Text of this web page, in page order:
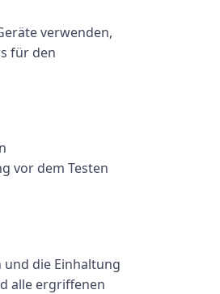
verwenden,
für den
vor dem Testen
die Einhaltung
alle ergriffenen